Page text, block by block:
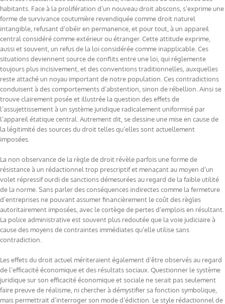
habitants. Face à la prolifération d’un nouveau droit abscons, s’exprime une
forme de survivance coutumière revendiquée comme droit naturel
intangible, refusant d’obéir en permanence, et pour tout, à un appareil
central considéré comme extérieur ou étranger. Cette attitude exprime,
aussi et souvent, un refus de la loi considérée comme inapplicable. Ces
situations deviennent source de conflits entre une loi, qui réglemente
toujours plus incisivement, et des conventions traditionnelles, auxquelles
reste attaché un noyau important de notre population. Ces contradictions
conduisent à des comportements d’abstention, sinon de rébellion. Ainsi se
trouve clairement posée et illustrée la question des effets de
l’assujettissement à un système juridique radicalement uniformisé par
l’appareil étatique central. Autrement dit, se dessine une mise en cause de
la légitimité des sources du droit telles qu’elles sont actuellement
imposées.
La non observance de la règle de droit révèle parfois une forme de
résistance à un rédactionnel trop prescriptif et menaçant au moyen d’un
volet répressif ourdi de sanctions démesurées au regard de la faible utilité
de la norme. Sans parler des conséquences indirectes comme la fermeture
d’entreprises ne pouvant assumer financièrement le coût des règles
autoritairement imposées, avec le cortège de pertes d’emplois en résultant.
La police administrative est souvent plus redoutée que la voie judiciaire à
cause des moyens de contraintes immédiates qu’elle utilise sans
contradiction.
Les effets du droit actuel mériteraient également d’être observés au regard
de l’efficacité économique et des résultats sociaux. Questionner le système
juridique sur son efficacité économique et sociale ne serait pas seulement
faire preuve de réalisme, ni chercher à démystifier sa fonction symbolique,
mais permettrait d’interroger son mode d’édiction. Le style rédactionnel de